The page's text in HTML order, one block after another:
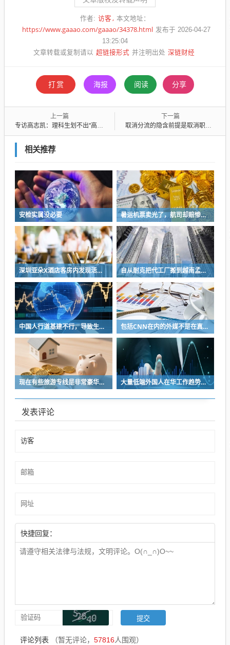
作者: 访客 本文地址：
https://www.gaaao.com/gaaao/34378.html 发布于 2026-04-27
13:25:04
文章转载或复制请以 超链接形式 并注明出处 深链财经
打赏 海报 阅读 分享
上一篇
专访高志凯：理科生划不出“高志凯线”
下一篇
取消分流的隐含前提是取消职校，全部都是普通高中
相关推荐
安检实属没必要 暑运机票卖光了，航司却赔惨了？
深圳亚朵X酒店客房内发现活蟑螂 半个小拇指长不断爬行 自从耐克把代工厂搬到越南孟加拉，那品控简直没法看
中国人行道基建不行，导致生育率下降 包括CNN在内的外媒不是在真心赞赏村足，它想表达的是，村足是“自由”的
现在有些旅游专线是非常豪华的，但是平时的客运专线还是以拉更多的人为目的 大量低端外国人在华工作趋势增，郑州健身机构雇佣12名外籍教练声称合法
发表评论
快捷回复：
评论列表 （暂无评论， 57816人围观）